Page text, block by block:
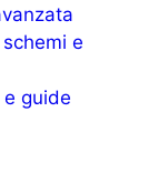
e
guide